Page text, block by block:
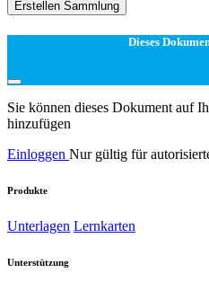
Erstellen Sammlung
Dieses
Sie können dieses Dokument auf
hinzufügen
Einloggen Nur gültig für
Produkte
Unterlagen Lernkarten
Unterstützung